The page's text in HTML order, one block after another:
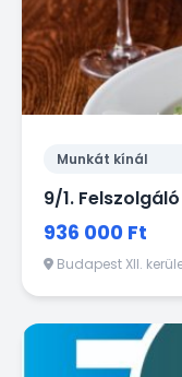
Munkát kínál
936 000 Ft
Budapest XII.